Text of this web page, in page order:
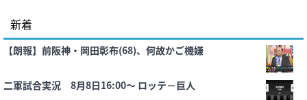
新着
【朗報】前阪神・岡田彰布(68)、何故かご機嫌
二軍試合実況 8月8日16:00～ ロッテ－巨人